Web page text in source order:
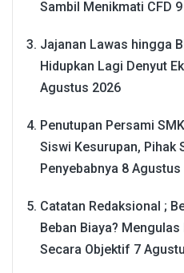
Sambil Menikmati CFD
Jajanan Lawas hingga
Hidupkan Lagi Denyut
Agustus 2026
Penutupan Persami
Siswi Kesurupan, Pihak
Penyebabnya 8 Agustus
Catatan Redaksional ;
Beban Biaya?
Secara Objektif 7